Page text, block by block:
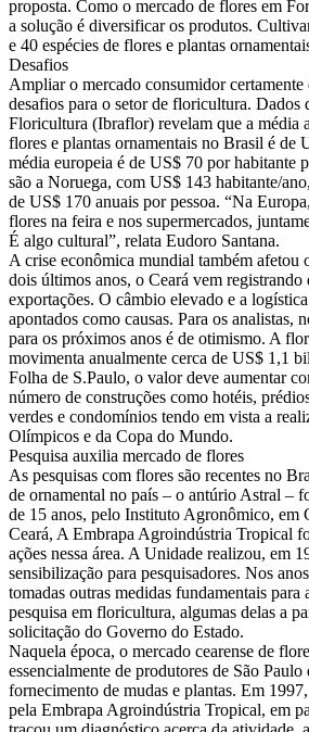
proposta. Como o mercado de flores em
a solução é diversificar os produtos.
e 40 espécies de flores e plantas
Desafios
Ampliar o mercado consumidor certamente
desafios para o setor de floricultura.
Floricultura (Ibraflor) revelam que a média
flores e plantas ornamentais no Brasil é de
média europeia é de US$ 70 por habitante
são a Noruega, com US$ 143 habitante/
de US$ 170 anuais por pessoa. “Na
flores na feira e nos supermercados,
É algo cultural”, relata Eudoro Santana.
A crise econômica mundial também afetou
dois últimos anos, o Ceará vem registrando
exportações. O câmbio elevado e a
apontados como causas. Para os analistas,
para os próximos anos é de otimismo. A
movimenta anualmente cerca de US$ 1,1
Folha de S.Paulo, o valor deve aumentar
número de construções como hotéis,
verdes e condomínios tendo em vista a
Olímpicos e da Copa do Mundo.
Pesquisa auxilia mercado de flores
As pesquisas com flores são recentes no
de ornamental no país – o antúrio Astral –
de 15 anos, pelo Instituto Agronômico, em
Ceará, A Embrapa Agroindústria Tropical
ações nessa área. A Unidade realizou, em
sensibilização para pesquisadores. Nos
tomadas outras medidas fundamentais para
pesquisa em floricultura, algumas delas a
solicitação do Governo do Estado.
Naquela época, o mercado cearense de
essencialmente de produtores de São
fornecimento de mudas e plantas. Em
pela Embrapa Agroindústria Tropical, em